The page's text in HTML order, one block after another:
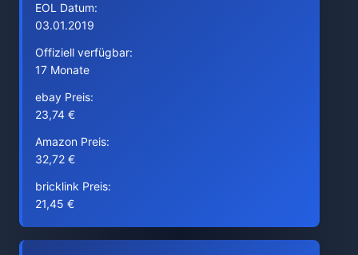
EOL Datum:
03.01.2019
Offiziell verfügbar:
17 Monate
ebay Preis:
23,74 €
Amazon Preis:
32,72 €
bricklink Preis:
21,45 €